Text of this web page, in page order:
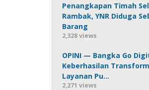
Penangkapan Timah
Rambak, YNR Diduga
Barang
2,328 views
OPINI — Bangka Go
Keberhasilan
Layanan Pu…
2,271 views